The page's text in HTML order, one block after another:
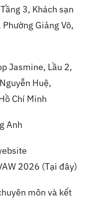
3, Khách sạn
Giảng Võ,
Jasmine, Lầu 2,
Huệ,
Chí Minh
Anh
2026 (Tại đây)
môn và kết